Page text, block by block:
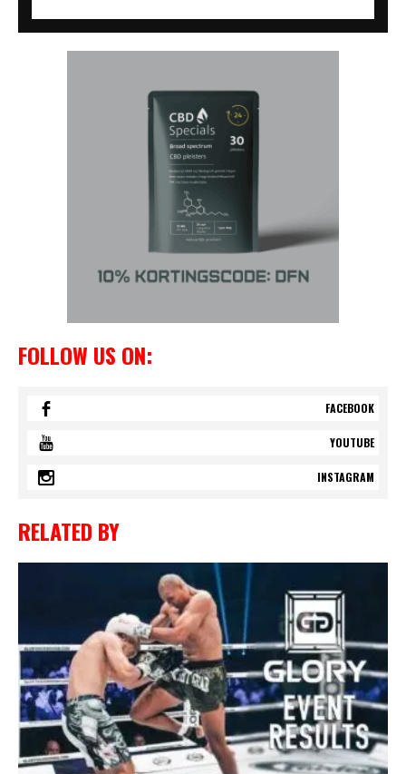
FOLLOW US ON:
FACEBOOK
YOUTUBE
INSTAGRAM
RELATED BY